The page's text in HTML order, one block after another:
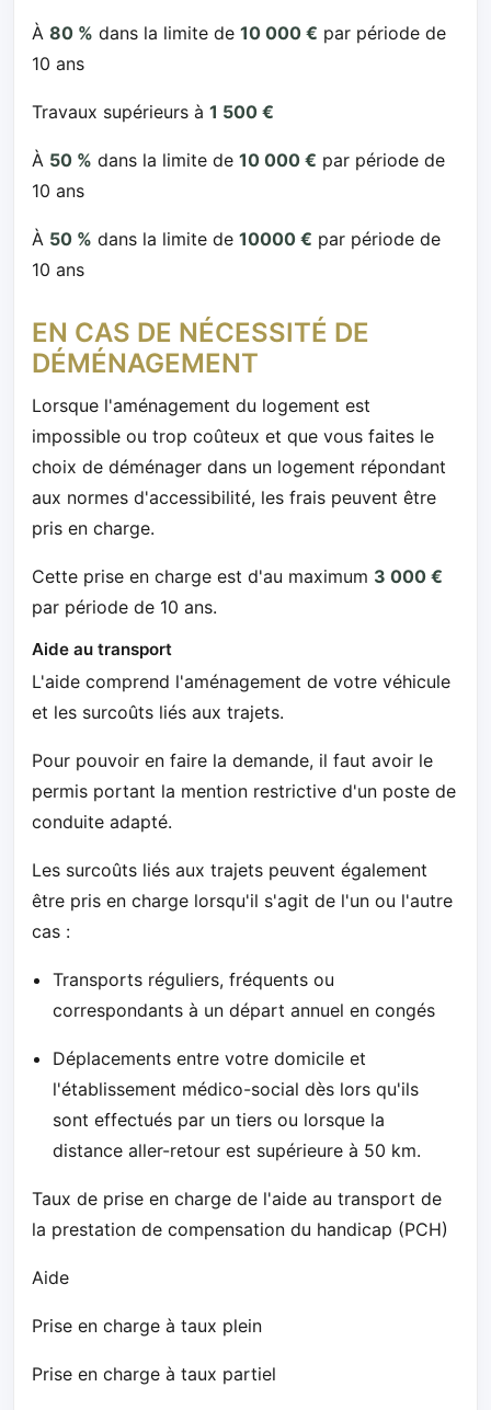
À 80 % dans la limite de 10 000 € par période de
10 ans
Travaux supérieurs à 1 500 €
À 50 % dans la limite de 10 000 € par période de
10 ans
À 50 % dans la limite de 10000 € par période de
10 ans
EN CAS DE NÉCESSITÉ DE
DÉMÉNAGEMENT
Lorsque l'aménagement du logement est
impossible ou trop coûteux et que vous faites le
choix de déménager dans un logement répondant
aux normes d'accessibilité, les frais peuvent être
pris en charge.
Cette prise en charge est d'au maximum 3 000 €
par période de 10 ans.
Aide au transport
L'aide comprend l'aménagement de votre véhicule
et les surcoûts liés aux trajets.
Pour pouvoir en faire la demande, il faut avoir le
permis portant la mention restrictive d'un poste de
conduite adapté.
Les surcoûts liés aux trajets peuvent également
être pris en charge lorsqu'il s'agit de l'un ou l'autre
cas :
Transports réguliers, fréquents ou
correspondants à un départ annuel en congés
Déplacements entre votre domicile et
l'établissement médico-social dès lors qu'ils
sont effectués par un tiers ou lorsque la
distance aller-retour est supérieure à 50 km.
Taux de prise en charge de l'aide au transport de
la prestation de compensation du handicap (PCH)
Aide
Prise en charge à taux plein
Prise en charge à taux partiel